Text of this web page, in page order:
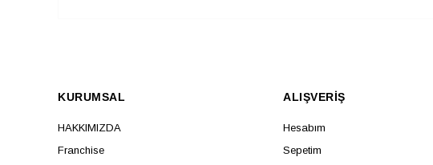
KURUMSAL
HAKKIMIZDA
Franchise
ALIŞVERİŞ
Hesabım
Sepetim